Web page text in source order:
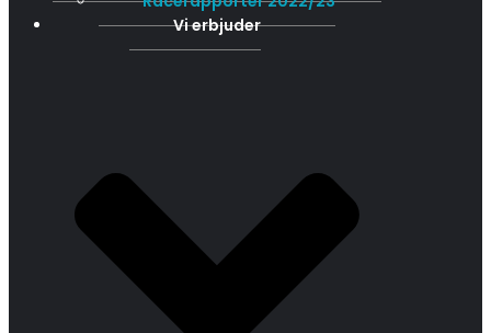
Vi erbjuder